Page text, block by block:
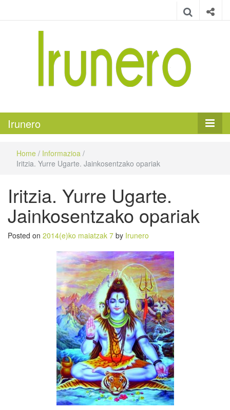
Irunero
Home / Informazioa /
Iritzia. Yurre Ugarte. Jainkosentzako opariak
Iritzia. Yurre Ugarte.
Jainkosentzako opariak
Posted on 2014(e)ko maiatzak 7 by Irunero